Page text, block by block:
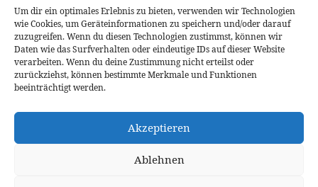
Um dir ein optimales Erlebnis zu bieten, verwenden wir Technologien
wie Cookies, um Geräteinformationen zu speichern und/oder darauf
zuzugreifen. Wenn du diesen Technologien zustimmst, können wir
Daten wie das Surfverhalten oder eindeutige IDs auf dieser Website
verarbeiten. Wenn du deine Zustimmung nicht erteilst oder
zurückziehst, können bestimmte Merkmale und Funktionen
beeinträchtigt werden.
Akzeptieren
Ablehnen
Videoaufnahmen Tipps Videobearbeitung
Videoeffekte Vlogit YouTube-Kanal YouTube-Videos
Cookie Richtlinie
Impressum